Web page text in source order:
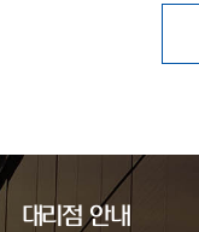
대리점 안내